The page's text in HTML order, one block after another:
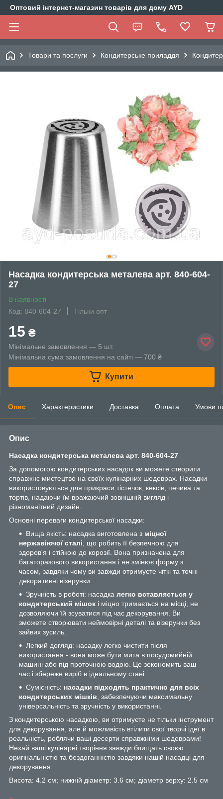
Оптовий інтернет-магазин товарів для дому AYD
Товари та послуги Кондитерське приладдя
Насадка кондитерська металева арт. 840-604-
27
В наявності
Код: 840-604-27
Тільки опт
15 ₴
Мінімальне замовлення — 5 шт.
Мінімальна сума замовлення на сайті — 700 ₴
Купити
Опис Характеристики Доставка Оплата Умови
Опис
Насадка кондитерська металева арт. 840-604-27
За допомогою кондитерських насадок ви можете створити
справжнє мистецтво на своїх кулінарних шедеврах. Насадки
використовуються для прикраси тістечок, кексів, печива та
тортів, надаючи їм вражаючий зовнішній вигляд і
різноманітний дизайн.
Основні переваги кондитерської насадки:
Вища якість: насадка виготовлена з міцної
нержавіючої сталі , що робить її безпечною для
здоров'я і стійкою до корозії. Вона призначена для
багаторазового використання і не змінює форму з
часом, завдяки чому ви завжди отримуєте чіткі та точні
декоративні візерунки.
Зручність в роботі: насадка легко вставляється у
кондитерський мішок і міцно тримається на місці, не
дозволяючи їй зсуватися під час декорування. Ви
зможете створювати неймовірні деталі та візерунки без
зайвих зусиль.
Легкий догляд: насадку легко чистити після
використання - вона може бути мита в посудомийній
машині або під проточною водою. Це зекономить ваш
час і збереже виріб в ідеальному стані.
Сумісність: насадки підходять практично для всіх
кондитерських мішків , забезпечуючи максимальну
універсальність та зручність у використанні.
З кондитерською насадкою, ви отримуєте не тільки інструмент
для декорування, але й можливість втілити свої творчі ідеї в
реальність, роблячи ваші десерти справжніми шедеврами!
Нехай ваші кулінарні творіння завжди блищать своєю
оригінальністю та бездоганністю завдяки нашій насадці для
декорування.
Висота: 4.2 см; нижній діаметр: 3.6 см; діаметр верху: 2.5 см